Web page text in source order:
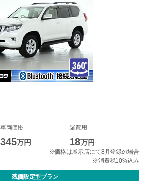
車両価格
345万円
諸費用
18万円
※価格は展示店にて8月登録の場合
※消費税10%込み
残価設定型プラン